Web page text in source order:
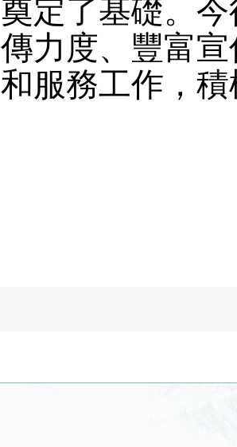
奠定了基礎。
傳力度、豐富
和服務工作，